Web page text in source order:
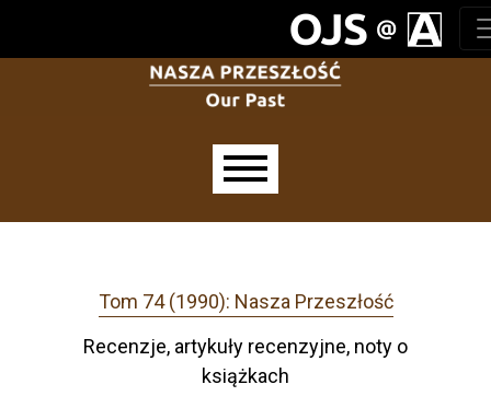
Tom 74 (1990): Nasza Przeszłość
Recenzje, artykuły recenzyjne, noty o
książkach